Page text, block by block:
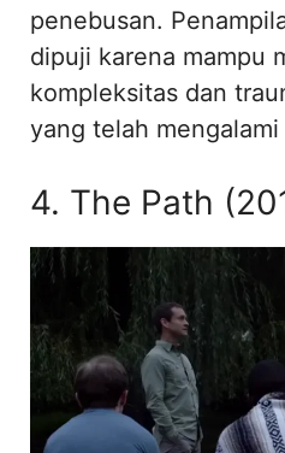
penebusan.
dipuji karena mampu
kompleksitas dan
yang telah
4. The Path